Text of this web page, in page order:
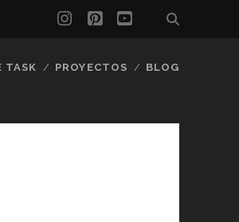
instagram
pinterest
youtube
TASK PROYECTOS BLOG